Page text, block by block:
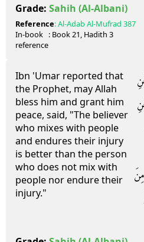
Grade: Sahih (Al-Albani)
Reference:Al-Adab Al-Mufrad 387
In-book
reference
: Book21, Hadith 3
Ibn 'Umar reported that
the Prophet, may Allah
bless him and grant him
peace, said, "The believer
who mixes with people
and endures their injury
is better than the person
who does not mix with
people nor endure their
injury."